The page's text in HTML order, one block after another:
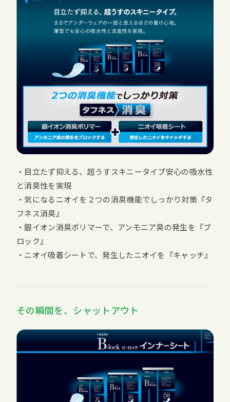
・目立たず抑える、超うすスキニータイプ安心の吸水性
と消臭性を実現
・気になるニオイを２つの消臭機能でしっかり対策『タ
フネス消臭』
・銀イオン消臭ポリマーで、アンモニア臭の発生を『ブ
ロック』
・ニオイ吸着シートで、発生したニオイを『キャッチ』
その瞬間を、シャットアウト